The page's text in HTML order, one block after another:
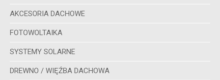
AKCESORIA DACHOWE
FOTOWOLTAIKA
SYSTEMY SOLARNE
DREWNO / WIĘŹBA DACHOWA